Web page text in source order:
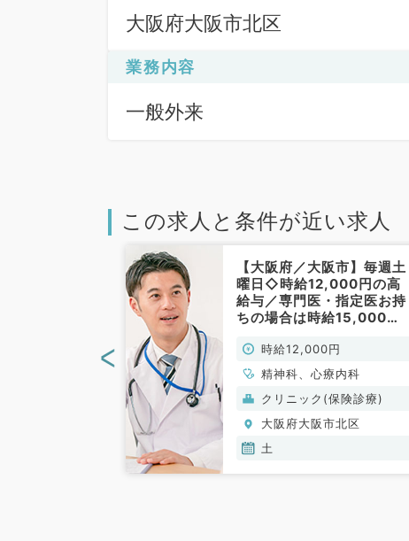
大阪府大阪市北区
業務内容
一般外来
この求人と条件が近い求人
【大阪府／大阪市】毎週土
曜日◇時給12,000円の高
給与／専門医・指定医お持
ちの場合は時給15,000
リニックで外来、問診対応
のお仕事です（心療内科・
精神科／非常勤）
時給12,000円
精神科、心療内科
クリニック(保険診療)
大阪府大阪市北区
土
<